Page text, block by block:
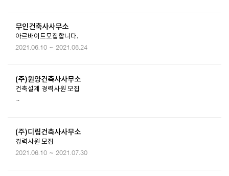
무인건축사사무소
아르바이트모집합니다.
2021.06.10 ~ 2021.06.24
(주)원양건축사사무소
건축설계 경력사원 모집
~
(주)디림건축사사무소
경력사원 모집
2021.06.10 ~ 2021.07.30